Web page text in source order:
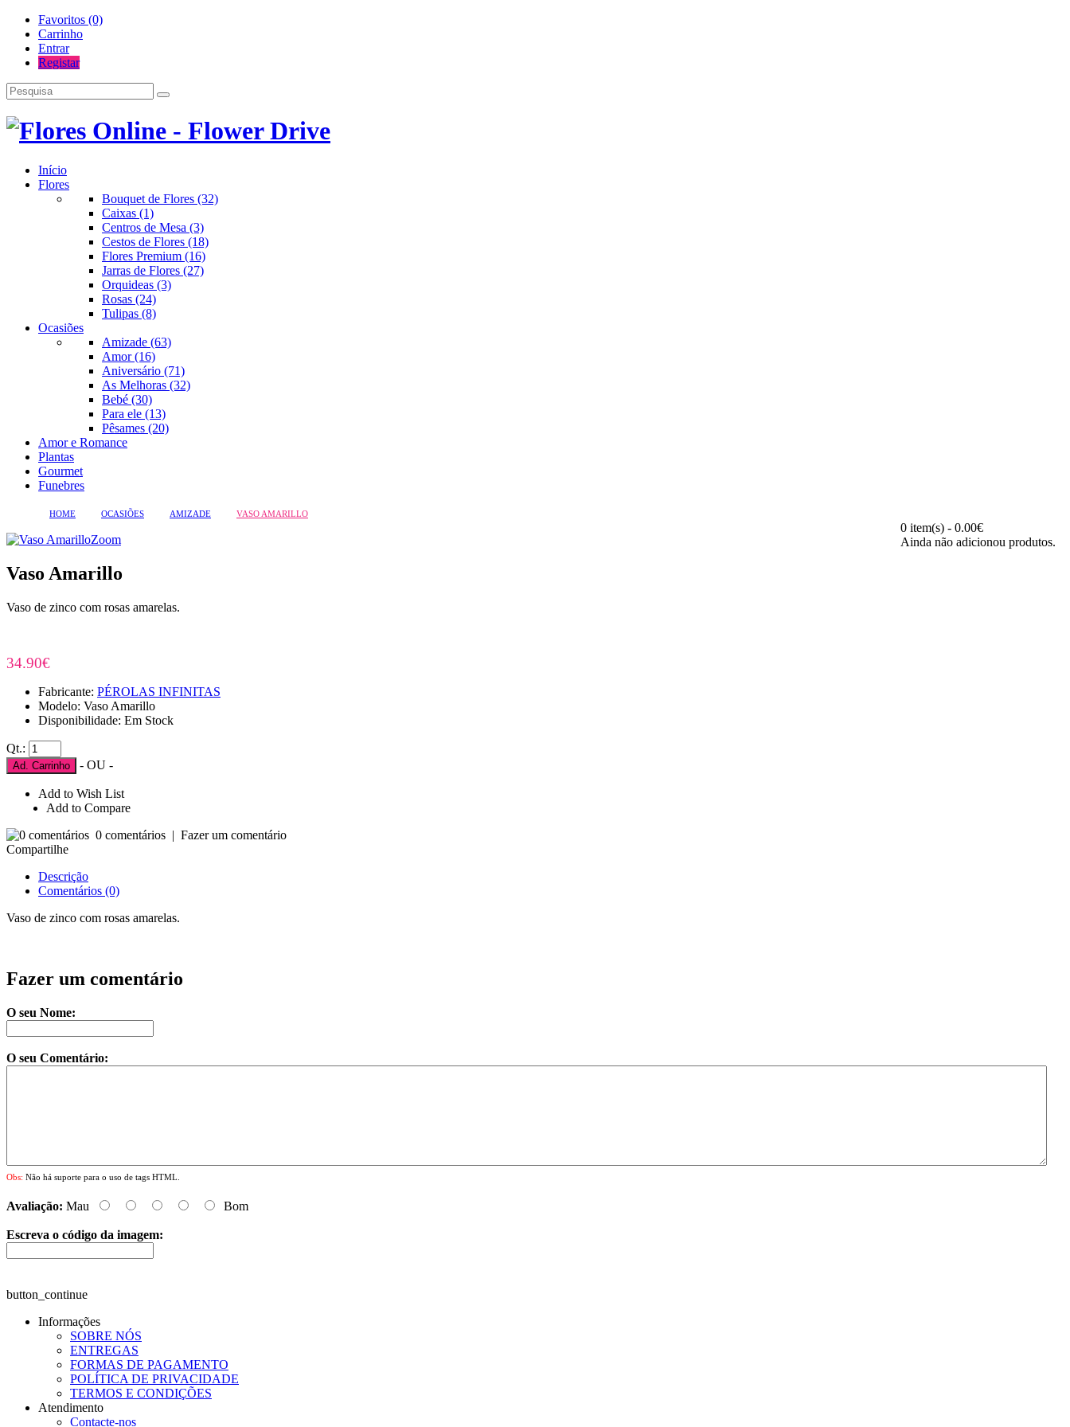
Favoritos (0)
Carrinho
Entrar
Registar
Início
Flores
Bouquet de Flores (32)
Caixas (1)
Centros de Mesa (3)
Cestos de Flores (18)
Flores Premium (16)
Jarras de Flores (27)
Orquideas (3)
Rosas (24)
Tulipas (8)
Ocasiões
Amizade (63)
Amor (16)
Aniversário (71)
As Melhoras (32)
Bebé (30)
Para ele (13)
Pêsames (20)
Amor e Romance
Plantas
Gourmet
Funebres
0 item(s) - 0.00€
Ainda não adicionou produtos.
HOME OCASIÕES AMIZADE VASO AMARILLO
Zoom
Vaso Amarillo
Vaso de zinco com rosas amarelas.
34.90€
Fabricante: PÉROLAS INFINITAS
Modelo: Vaso Amarillo
Disponibilidade: Em Stock
Qt.:
Ad. Carrinho - OU -
Add to Wish List
Add to Compare
0 comentários | Fazer um comentário
Compartilhe
Descrição
Comentários (0)
Vaso de zinco com rosas amarelas.
Fazer um comentário
O seu Nome:
O seu Comentário:
Obs: Não há suporte para o uso de tags HTML.
Avaliação: Mau Bom
Escreva o código da imagem:
button_continue
Informações
SOBRE NÓS
ENTREGAS
FORMAS DE PAGAMENTO
POLÍTICA DE PRIVACIDADE
TERMOS E CONDIÇÕES
Atendimento
Contacte-nos